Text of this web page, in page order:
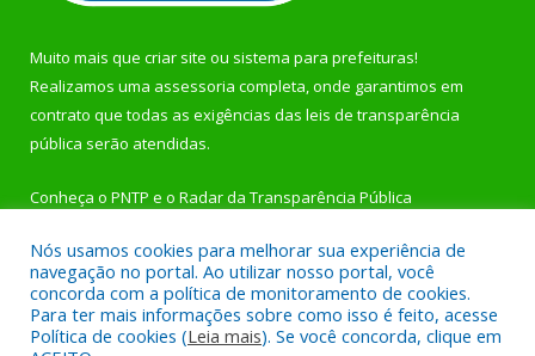
Muito mais que criar site ou sistema para prefeituras!
Realizamos uma assessoria completa, onde garantimos em
contrato que todas as exigências das leis de transparência
pública serão atendidas.
Conheça o PNTP e o Radar da Transparência Pública
Todos os direitos reservados a Prefeitura Municipal de
Rurópolis.
Nós usamos cookies para melhorar sua experiência de
navegação no portal. Ao utilizar nosso portal, você
concorda com a política de monitoramento de cookies.
Para ter mais informações sobre como isso é feito, acesse
Política de cookies (Leia mais). Se você concorda, clique em